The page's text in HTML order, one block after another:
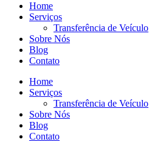
Home
Serviços
Transferência de Veículo
Sobre Nós
Blog
Contato
Home
Serviços
Transferência de Veículo
Sobre Nós
Blog
Contato